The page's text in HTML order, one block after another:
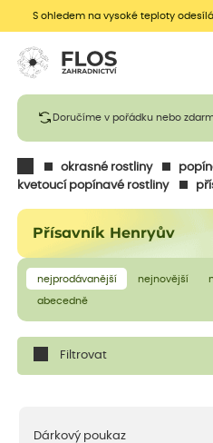
S ohledem na vysoké teploty
Doručíme v pořádku nebo
okrasné rostliny
kvetoucí popínavé rostliny
Přísavník Henryův
nejprodávanější nejnovější
abecedně
Filtrovat
Dárkový poukaz